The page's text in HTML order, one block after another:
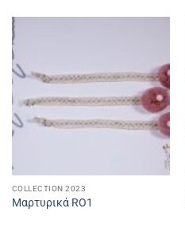
COLLECTION 2023
Μαρτυρικά RO1